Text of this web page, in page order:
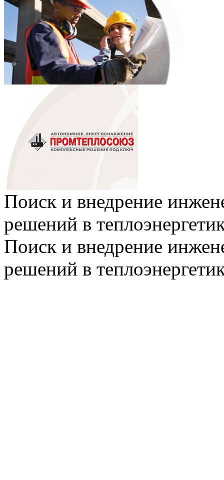
Поиск и внедрение
решений в
Поиск и внедрение
решений в